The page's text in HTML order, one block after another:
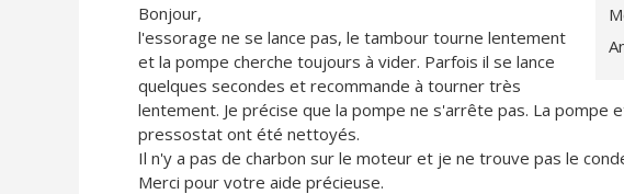
Bonjour,
l'essorage ne se lance pas, le tambour tourne lentement
et la pompe cherche toujours à vider. Parfois il se lance
quelques secondes et recommande à tourner très
lentement. Je précise que la pompe ne s'arrête pas. La pompe
pressostat ont été nettoyés.
Il n'y a pas de charbon sur le moteur et je ne trouve pas le
Merci pour votre aide précieuse.